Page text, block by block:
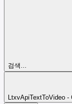
검색...
LtxvApiTextToVideo